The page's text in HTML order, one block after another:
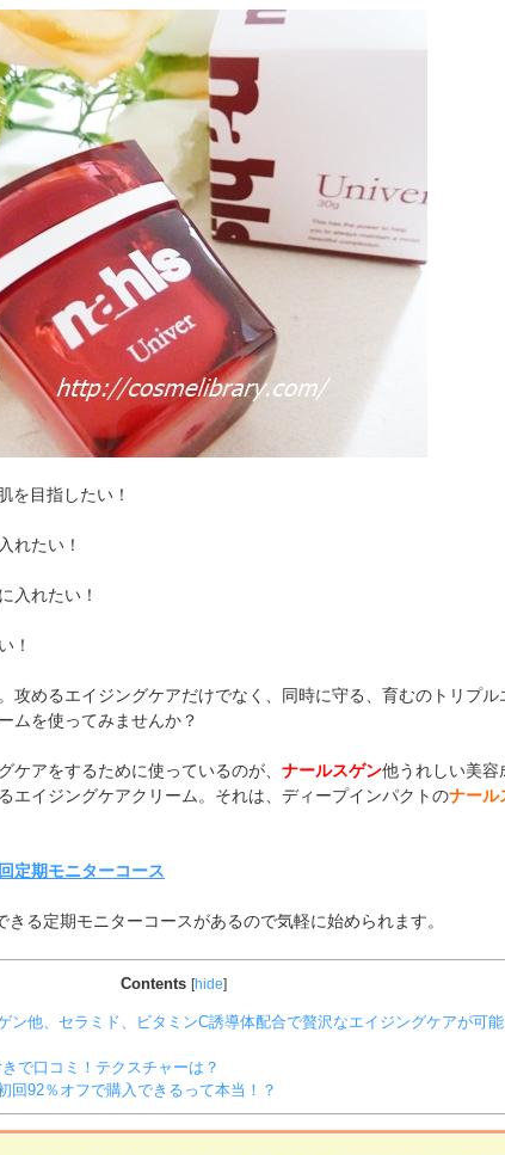
を目指したい！
れたい！
入れたい！
！
攻めるエイジングケアだけでなく、同時に守る、育むのトリプル
ムを使ってみませんか？
ケアをするために使っているのが、 ナールスゲン他うれしい美容
エイジングケアクリーム。それは、ディープインパクトのナール
定期モニターコース
る定期モニターコースがあるので気軽に始められます。
Contents [hide]
ン他、セラミド、ビタミンC誘導体配合で贅沢なエイジングケアが可能
で口コミ！テクスチャーは？
回92％オフで購入できるって本当！？